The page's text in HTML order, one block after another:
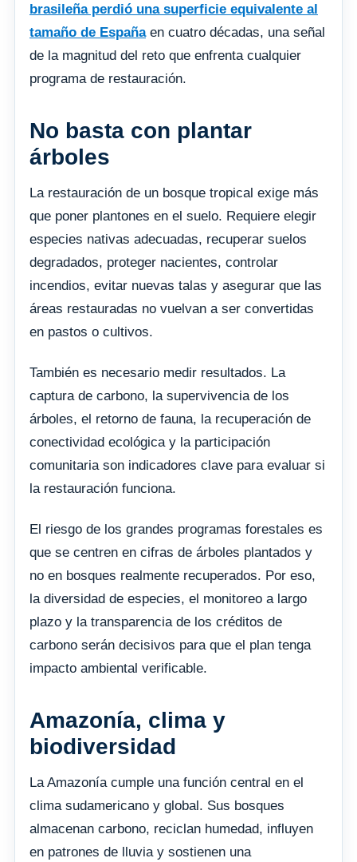
brasileña perdió una superficie equivalente al
tamaño de Españaen cuatro décadas, una señal
de la magnitud del reto que enfrenta cualquier
programa de restauración.
No basta con plantar
árboles
La restauración de un bosque tropical exige más
que poner plantones en el suelo. Requiere elegir
especies nativas adecuadas, recuperar suelos
degradados, proteger nacientes, controlar
incendios, evitar nuevas talas y asegurar que las
áreas restauradas no vuelvan a ser convertidas
en pastos o cultivos.
También es necesario medir resultados. La
captura de carbono, la supervivencia de los
árboles, el retorno de fauna, la recuperación de
conectividad ecológica y la participación
comunitaria son indicadores clave para evaluar si
la restauración funciona.
El riesgo de los grandes programas forestales es
que se centren en cifras de árboles plantados y
no en bosques realmente recuperados. Por eso,
la diversidad de especies, el monitoreo a largo
plazo y la transparencia de los créditos de
carbono serán decisivos para que el plan tenga
impacto ambiental verificable.
Amazonía, clima y
biodiversidad
La Amazonía cumple una función central en el
clima sudamericano y global. Sus bosques
almacenan carbono, reciclan humedad, influyen
en patrones de lluvia y sostienen una